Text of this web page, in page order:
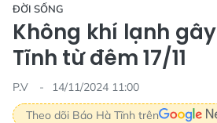
ĐỜI SỐNG
Không khí lạnh
Tĩnh từ đêm 17/11
P.V
14/11/2024 11:00
Theo dõi Báo Hà Tĩnh trên